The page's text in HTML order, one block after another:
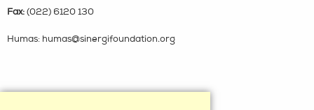
Fax: (022) 6120 130
Humas: humas@sinergifoundation.org